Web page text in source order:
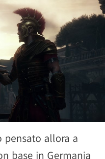
pensato allora a
base in Germania